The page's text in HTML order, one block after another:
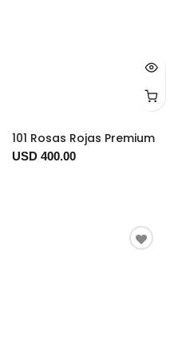
101 Rosas Rojas Premium
USD 400.00